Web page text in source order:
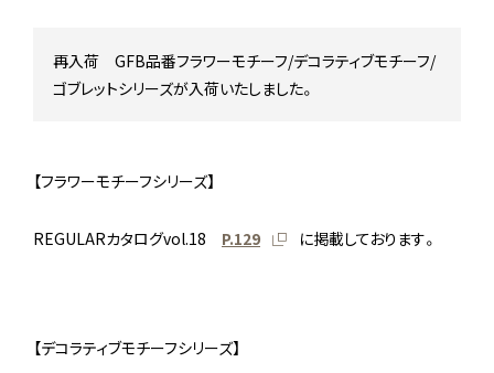
再入荷 GFB品番フラワーモチーフ/デコラティブモチーフ/
ゴブレットシリーズが入荷いたしました。
【フラワーモチーフシリーズ】
REGULARカタログvol.18 P.129 に掲載しております。
【デコラティブモチーフシリーズ】